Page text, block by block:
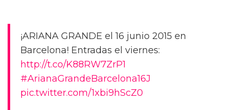
¡ARIANA GRANDE el 16 junio 2015 en
Barcelona! Entradas el viernes:
http://t.co/K88RW7ZrP1
#ArianaGrandeBarcelona16J
pic.twitter.com/1xbi9hScZ0